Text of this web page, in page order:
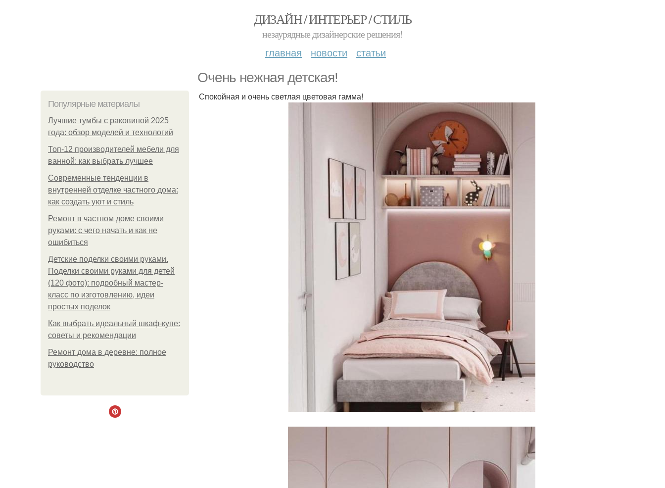
ДИЗАЙН / ИНТЕРЬЕР / СТИЛЬ
незаурядные дизайнерские решения!
главная новости статьи
Очень нежная детская!
Популярные материалы
Лучшие тумбы с раковиной 2025
года: обзор моделей и технологий
Топ-12 производителей мебели для
ванной: как выбрать лучшее
Современные тенденции в
внутренней отделке частного дома:
как создать уют и стиль
Ремонт в частном доме своими
руками: с чего начать и как не
ошибиться
Детские поделки своими руками.
Поделки своими руками для детей
(120 фото): подробный мастер-
класс по изготовлению, идеи
простых поделок
Как выбрать идеальный шкаф-купе:
советы и рекомендации
Ремонт дома в деревне: полное
руководство
Спокойная и очень светлая цветовая гамма!